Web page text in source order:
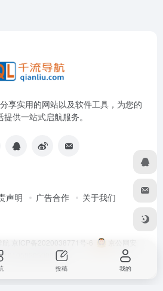
享实用的网站以及软件工具，为您的
提供一站式启航服务。
声明 广告合作 关于我们
京ICP备2020038771号-6
京公网安
号
投稿 我的